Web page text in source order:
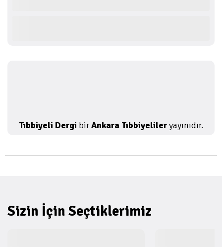
Tıbbiyeli Dergi birAnkara Tıbbiyelileryayınıdır.
Sizin İçin Seçtiklerimiz